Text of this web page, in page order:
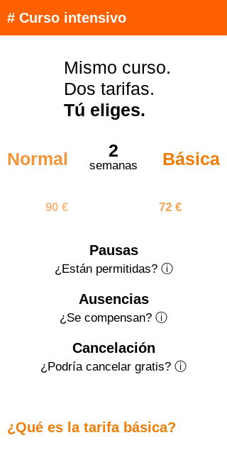
# Curso intensivo
Mismo curso.
Dos tarifas.
Tú eliges.
Normal 2
semanas
Básica
90 € 72 €
Pausas
¿Están permitidas? ⓘ
Ausencias
¿Se compensan? ⓘ
Cancelación
¿Podría cancelar gratis? ⓘ
¿Qué es la tarifa básica?